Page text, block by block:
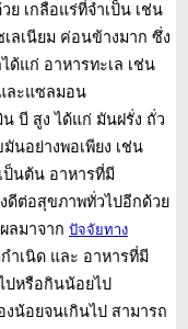
ย เกลือแร่ที่จำเป็น เช่น
ลเนียม ค่อนข้างมาก ซึ่ง
ด้แก่ อาหารทะเล เช่น
ละแซลมอน
บี สูง ได้แก่ มันฝรั่ง ถั่ว
นอย่างพอเพียง เช่น
ป็นต้น อาหารที่มี
ดีต่อสุขภาพทั่วไปอีกด้วย
ลมาจาก ปัจจัยทาง
ำเนิด และ อาหารที่มี
ปหรือกินน้อยไป
งน้อยจนเกินไป สามารถ